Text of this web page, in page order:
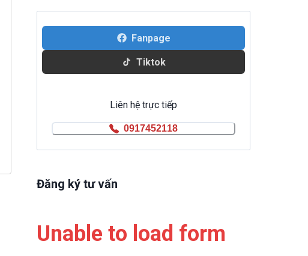
Fanpage
Tiktok
Liên hệ trực tiếp
0917452118
Đăng ký tư vấn
Unable to load form